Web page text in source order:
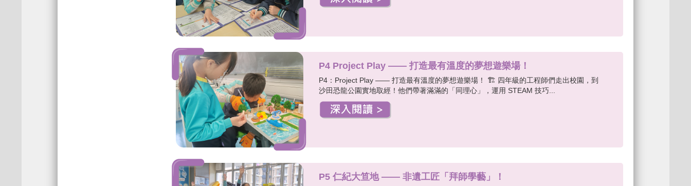
P4 Project Play —— 打造最有溫度的夢想遊樂場！
P4：Project Play —— 打造最有溫度的夢想遊樂場！ 🏗️ 四年級的工程師們走出校園，到
沙田恐龍公園實地取經！他們帶著滿滿的「同理心」，運用 STEAM 技巧...
P5 仁紀大笪地 —— 非遺工匠「拜師學藝」！